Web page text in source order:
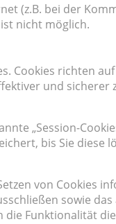
(z.B. bei der
nicht möglich.
Cookies richten
und sicherer
„Session-
bis Sie diese
von Cookies
sowie
Funktionalität